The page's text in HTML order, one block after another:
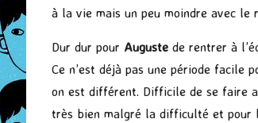
à la vie mais un peu moindre avec le
Dur dur pour Auguste de rentrer à
Ce n’est déjà pas une période facile
on est différent. Difficile de se faire
très bien malgré la difficulté et pour